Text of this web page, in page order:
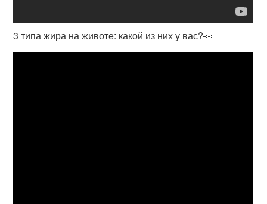
3 типа жира на животе: какой из них у вас?👀